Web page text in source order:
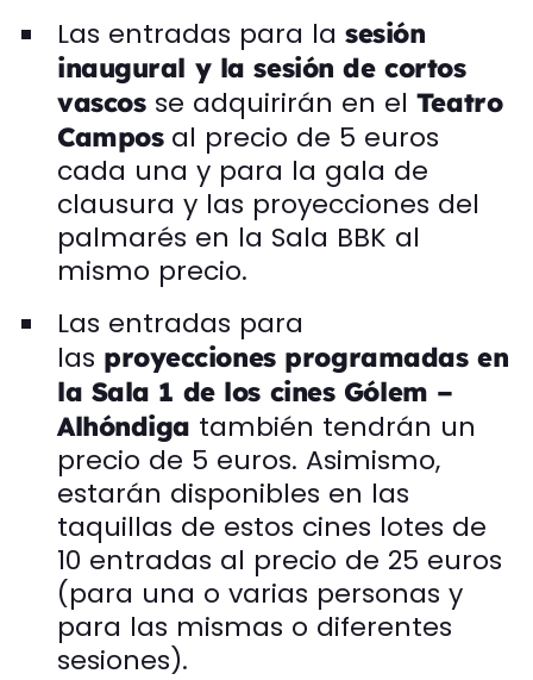
Las entradas para la sesión
inaugural y la sesión de cortos
vascos se adquirirán en el Teatro
Camposal precio de 5 euros
cada una y para la gala de
clausura y las proyecciones del
palmarés en la Sala BBK al
mismo precio.
Las entradas para
las proyecciones programadas en
la Sala 1 de los cines Gólem –
Alhóndiga también tendrán un
precio de 5 euros. Asimismo,
estarán disponibles en las
taquillas de estos cines lotes de
10 entradas al precio de 25 euros
(para una o varias personas y
para las mismas o diferentes
sesiones).